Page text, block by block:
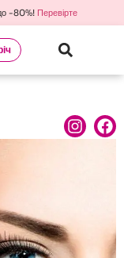
-80%! Перевірте